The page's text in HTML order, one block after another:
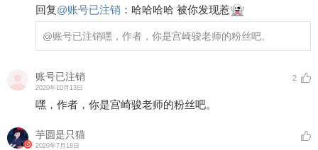
回复@账号已注销 ： 哈哈哈哈 被你发现惹
@账号已注销嘿，作者，你是宫崎骏老师的粉丝吧。
账号已注销
2020年10月13日
2
嘿，作者，你是宫崎骏老师的粉丝吧。
芋圆是只猫
2020年7月18日